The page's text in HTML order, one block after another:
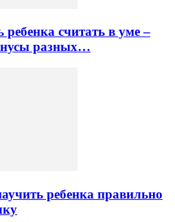
ребенка считать в уме –
разных…
ребенка правильно